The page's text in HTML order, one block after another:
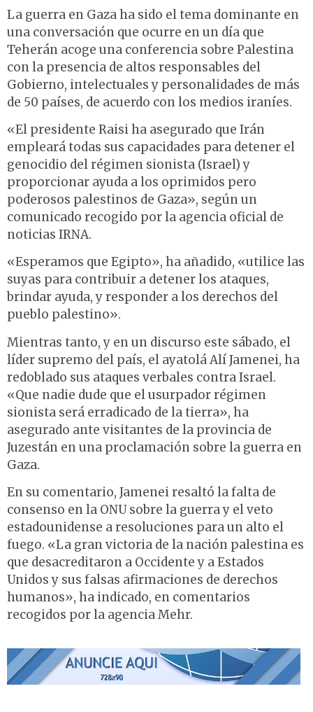
La guerra en Gaza ha sido el tema dominante en
una conversación que ocurre en un día que
Teherán acoge una conferencia sobre Palestina
con la presencia de altos responsables del
Gobierno, intelectuales y personalidades de más
de 50 países, de acuerdo con los medios iraníes.
«El presidente Raisi ha asegurado que Irán
empleará todas sus capacidades para detener el
genocidio del régimen sionista (Israel) y
proporcionar ayuda a los oprimidos pero
poderosos palestinos de Gaza», según un
comunicado recogido por la agencia oficial de
noticias IRNA.
«Esperamos que Egipto», ha añadido, «utilice las
suyas para contribuir a detener los ataques,
brindar ayuda, y responder a los derechos del
pueblo palestino».
Mientras tanto, y en un discurso este sábado, el
líder supremo del país, el ayatolá Alí Jamenei, ha
redoblado sus ataques verbales contra Israel.
«Que nadie dude que el usurpador régimen
sionista será erradicado de la tierra», ha
asegurado ante visitantes de la provincia de
Juzestán en una proclamación sobre la guerra en
Gaza.
En su comentario, Jamenei resaltó la falta de
consenso en la ONU sobre la guerra y el veto
estadounidense a resoluciones para un alto el
fuego. «La gran victoria de la nación palestina es
que desacreditaron a Occidente y a Estados
Unidos y sus falsas afirmaciones de derechos
humanos», ha indicado, en comentarios
recogidos por la agencia Mehr.